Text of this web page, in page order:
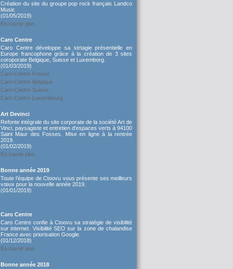
Création du site du groupe pop rock français Landco
Music
(01/05/2019)
En savoir plus
Caro Centre
Caro Centre développe sa strtagie présentielle en
Europe francophone gràce à la création de 3 sites
coroporate Belgique, Suisse et Luxemborg.
(01/03/2019)
Caro Centre France
Caro Centre Belgique
Caro Centre Suisse
Caro Centre Luxembourg
Art Devinci
Refonte intégrale du site corporate de la société Art de
Vinci, paysagiste et entretien d'espaces verts à 94100
Saint Maur des Fosses. Mise en ligne à la rentrée
2019.
(01/02/2019)
En savoir plus
Bonne année 2019
Toute l’équipe de Ctoovu vous présente ses meilleurs
vœux pour la nouvelle année 2019.
(01/01/2019)
Caro Centre
Caro Centre confie à Ctoovu sa stratégie de visibilité
sur internet. Visibilité SEO sur la zone de chalandise
France avec priorisation Google.
(01/12/2018)
En savoir plus
Bonne année 2018